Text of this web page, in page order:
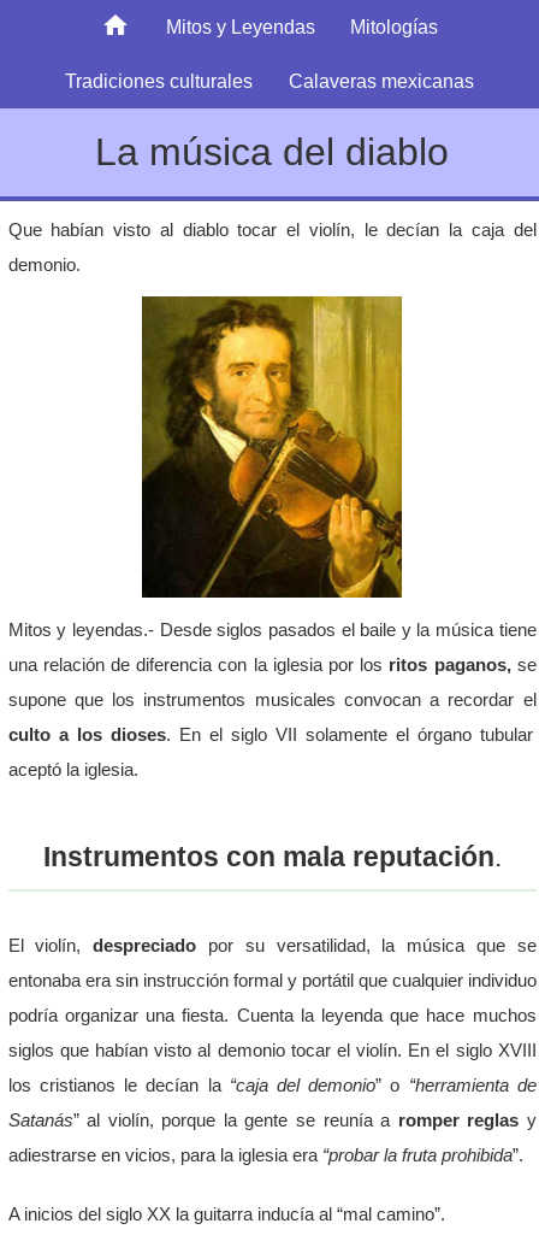
Mitos y Leyendas Mitologías
Tradiciones culturales Calaveras mexicanas
La música del diablo
Que habían visto al diablo tocar el violín, le decían la caja del
demonio.
Mitos y leyendas.- Desde siglos pasados el baile y la música tiene
una relación de diferencia con la iglesia por los ritos paganos,se
supone que los instrumentos musicales convocan a recordar el
culto a los dioses. En el siglo VII solamente el órgano tubular
aceptó la iglesia.
Instrumentos con mala reputación.
El violín,despreciado por su versatilidad, la música que se
entonaba era sin instrucción formal y portátil que cualquier individuo
podría organizar una fiesta. Cuenta la leyenda que hace muchos
siglos que habían visto al demonio tocar el violín. En el siglo XVIII
los cristianos le decían la “caja del demonio” o “herramienta de
Satanás” al violín, porque la gente se reunía a romper reglas y
adiestrarse en vicios, para la iglesia era “probar la fruta prohibida”.
A inicios del siglo XX la guitarra inducía al “mal camino”.